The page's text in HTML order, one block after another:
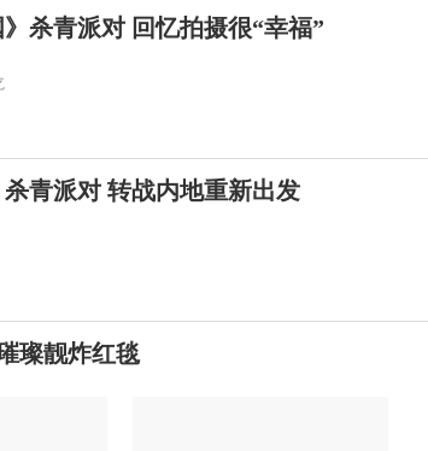
杀青派对 回忆拍摄很“幸福”
青派对 转战内地重新出发
璨靓炸红毯